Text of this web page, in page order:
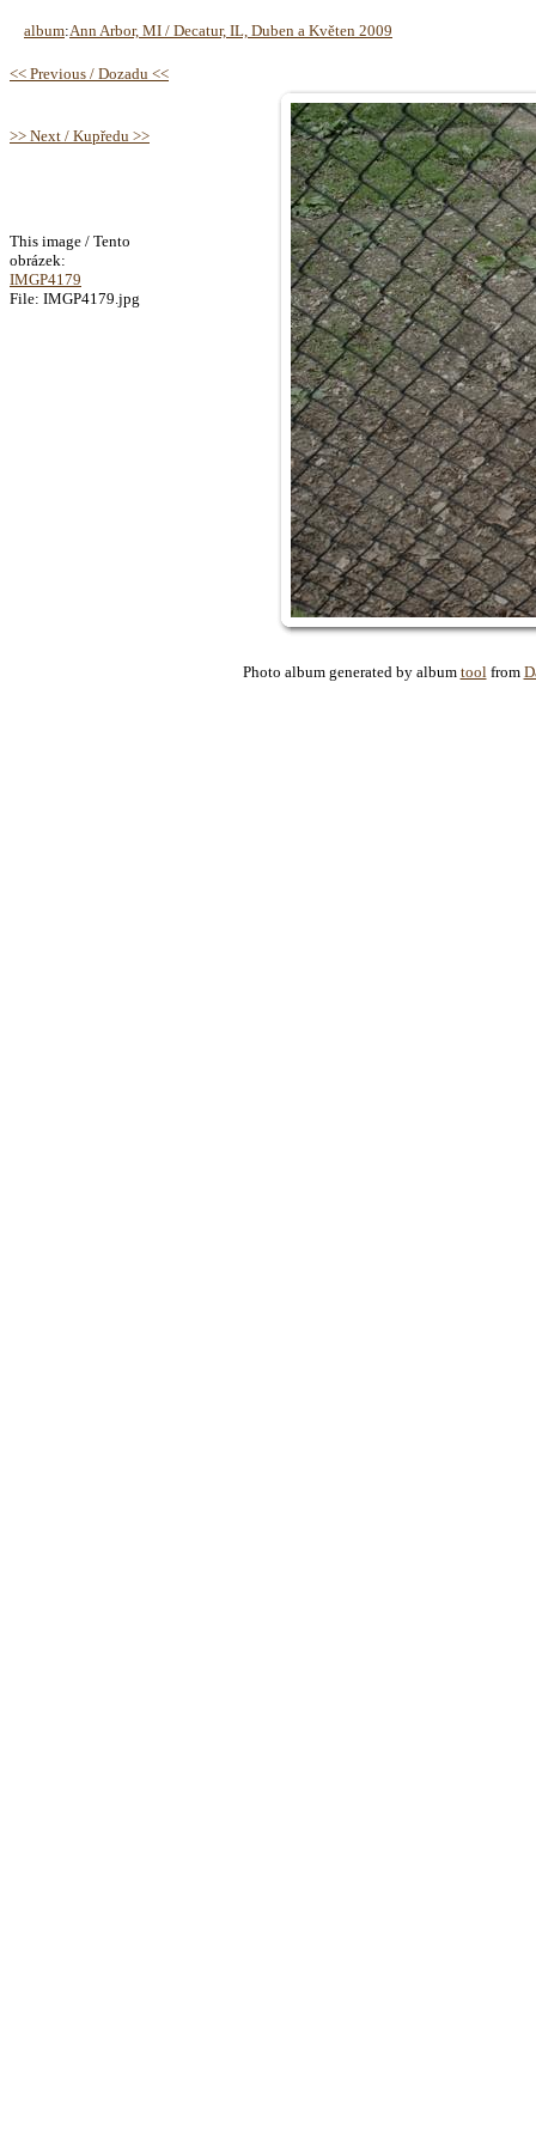
album:Ann Arbor, MI / Decatur, IL, Duben a Květen 2009
<< Previous / Dozadu <<
>> Next / Kupředu >>
This image / Tento
obrázek:
IMGP4179
File: IMGP4179.jpg
Photo album generated by album toolfrom